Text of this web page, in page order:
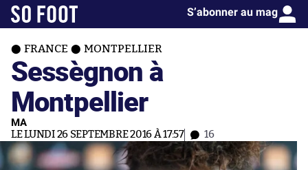
S’abonner au mag
FRANCE MONTPELLIER
Sessègnon à
Montpellier
MA
LE LUNDI 26 SEPTEMBRE 2016 À 17:57 16